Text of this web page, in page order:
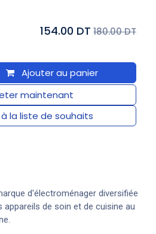
Ajouter au panier
maintenant
la liste de souhaits
154.00 DT 180.00 DT
d'électroménager diversifiée
appareils de soin et de cuisine au